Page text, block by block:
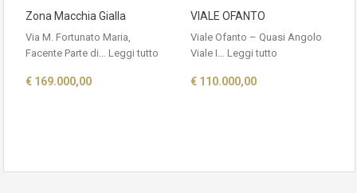
Zona Macchia Gialla
Via M. Fortunato Maria,
Facente Parte di… Leggi tutto
€ 169.000,00
VIALE OFANTO
Viale Ofanto – Quasi Angolo
Viale I… Leggi tutto
€ 110.000,00